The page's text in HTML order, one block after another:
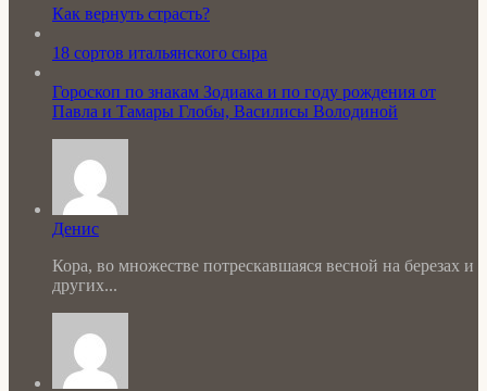
Как вернуть страсть?
18 сортов итальянского сыра
Гороскоп по знакам Зодиака и по году рождения от
Павла и Тамары Глобы, Василисы Володиной
Денис
Кора, во множестве потрескавшаяся весной на березах и
других...